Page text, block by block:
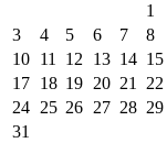
1
3
4 5 6 7 8
10 11 12 13 14 15
17 18 19 20 21 22
24 25 26 27 28 29
31